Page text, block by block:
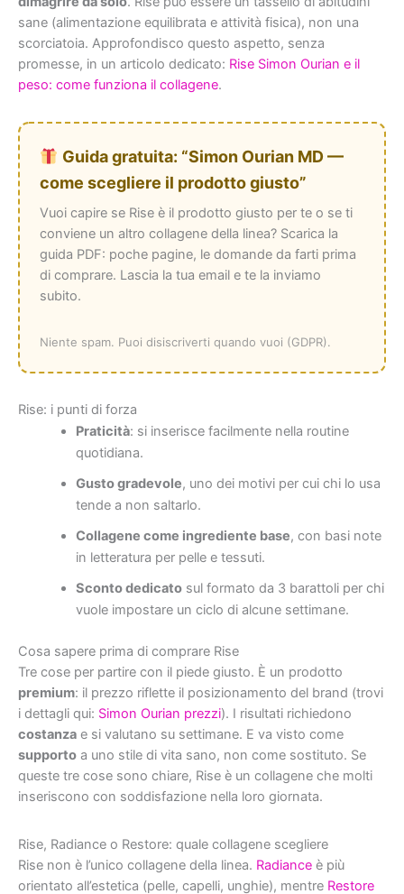
sane (alimentazione equilibrata e attività fisica), non una
scorciatoia. Approfondisco questo aspetto, senza
promesse, in un articolo dedicato: Rise Simon Ourian e il
peso: come funziona il collagene.
Guida gratuita: “Simon Ourian MD —
come scegliere il prodotto giusto”
Vuoi capire se Rise è il prodotto giusto per te o se ti
conviene un altro collagene della linea? Scarica la
guida PDF: poche pagine, le domande da farti prima
di comprare. Lascia la tua email e te la inviamo
subito.
Niente spam. Puoi disiscriverti quando vuoi (GDPR).
Rise: i punti di forza
Praticità: si inserisce facilmente nella routine
quotidiana.
Gusto gradevole, uno dei motivi per cui chi lo usa
tende a non saltarlo.
Collagene come ingrediente base, con basi note
in letteratura per pelle e tessuti.
Sconto dedicatosul formato da 3 barattoli per chi
vuole impostare un ciclo di alcune settimane.
Cosa sapere prima di comprare Rise
Tre cose per partire con il piede giusto. È un prodotto
premium: il prezzo riflette il posizionamento del brand (trovi
i dettagli qui: Simon Ourian prezzi). I risultati richiedono
costanza e si valutano su settimane. E va visto come
supporto a uno stile di vita sano, non come sostituto. Se
queste tre cose sono chiare, Rise è un collagene che molti
inseriscono con soddisfazione nella loro giornata.
Rise, Radiance o Restore: quale collagene scegliere
Rise non è l’unico collagene della linea. Radiance è più
orientato all’estetica (pelle, capelli, unghie), mentre Restore